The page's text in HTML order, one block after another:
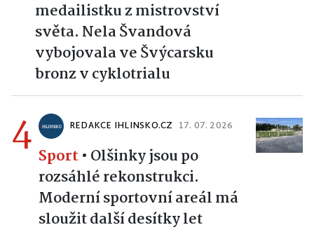
medailistku z mistrovství
světa. Nela Švandová
vybojovala ve Švýcarsku
bronz v cyklotrialu
4 REDAKCE IHLINSKO.CZ 17. 07. 2026
Sport • Olšinky jsou po
rozsáhlé rekonstrukci.
Moderní sportovní areál má
sloužit další desítky let